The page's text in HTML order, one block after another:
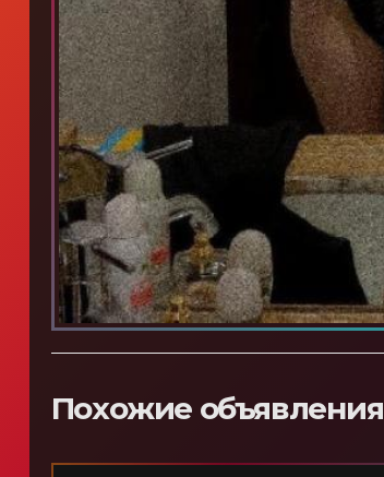
Похожие объявления